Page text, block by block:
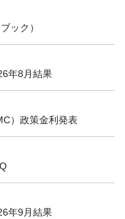
ック）
年8月結果
）政策金利発表
年9月結果